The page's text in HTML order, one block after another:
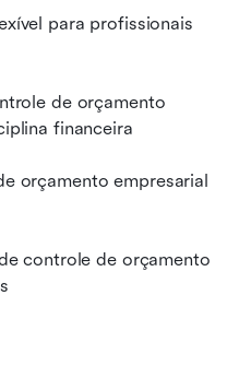
para profissionais
de orçamento
financeira
orçamento empresarial
controle de orçamento